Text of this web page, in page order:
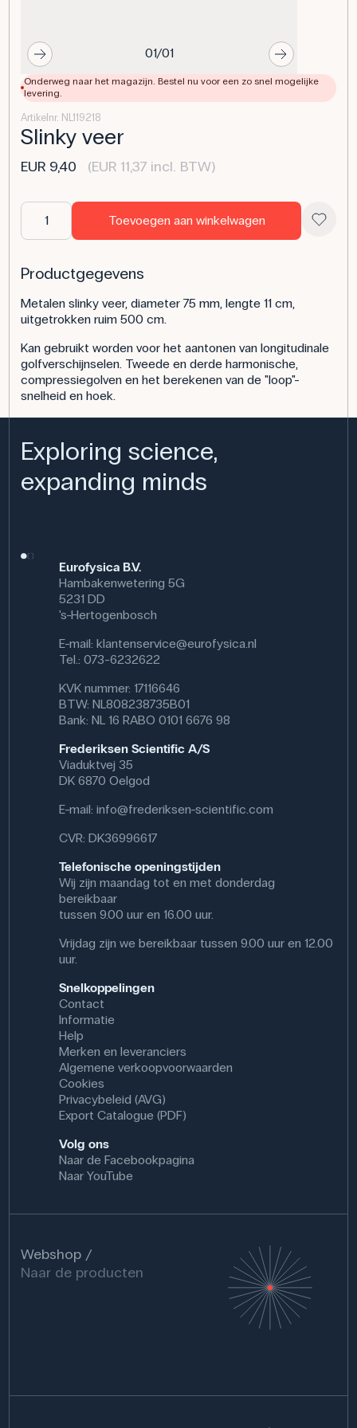
01/01
Onderweg naar het magazijn. Bestel nu voor een zo snel mogelijke
levering.
Artikelnr. NL119218
Slinky veer
EUR 9,40 (EUR 11,37 incl. BTW)
Toevoegen aan winkelwagen
Productgegevens
Metalen slinky veer, diameter 75 mm, lengte 11 cm,
uitgetrokken ruim 500 cm.
Kan gebruikt worden voor het aantonen van longitudinale
golfverschijnselen. Tweede en derde harmonische,
compressiegolven en het berekenen van de "loop"-
snelheid en hoek.
Exploring science,
expanding minds
Eurofysica B.V.
Hambakenwetering 5G
5231 DD
's-Hertogenbosch
E-mail:klantenservice@eurofysica.nl
Tel.: 073-6232622
KVK nummer: 17116646
BTW: NL808238735B01
Bank: NL 16 RABO 0101 6676 98
Frederiksen Scientific A/S
Viaduktvej 35
DK 6870 Oelgod
E-mail:info@frederiksen-scientific.com
CVR: DK36996617
Telefonische openingstijden
Wij zijn maandag tot en met donderdag
bereikbaar
tussen 9.00 uur en 16.00 uur.
Vrijdag zijn we bereikbaar tussen 9.00 uur en 12.00
uur.
Snelkoppelingen
Contact
Informatie
Help
Merken en leveranciers
Algemene verkoopvoorwaarden
Cookies
Privacybeleid (AVG)
Export Catalogue (PDF)
Volg ons
Naar de Facebookpagina
Naar YouTube
Webshop
Naar de producten